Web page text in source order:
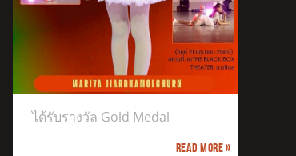
ได้รับรางวัล Gold Medal
Read more »